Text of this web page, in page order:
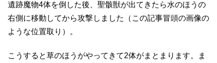
遺跡魔物4体を倒した後、聖骸獣が出てきたら水のほうの
右側に移動してから攻撃しました（この記事冒頭の画像の
ような位置取り）。
こうすると草のほうがやってきて2体がまとまります。ま